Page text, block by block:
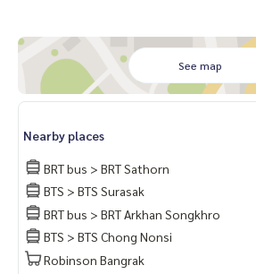
สถานที่ใกล้เคียง
• ตึกAIA ตึกEmpire, ตึกมหานคร , แยกสาทร
• ห้างสีลมคอมเพล็กซ์
• BTS เซ็นต์หลุยส์
• BTS สุรศักดิ์
• BTS ช่องนนทรี
• โรงพยาบาลเซ็นต์หลุยส์
• โรงเรียนอัสสัมชัญ(แผนกประถม)
• โรงเรียนกรุงเทพคริสเตียน, เซ็นโยเซฟคอน
• โรงเรียนกรุงเทพคริสเตียน, เซ็นโยเซฟคอน
See map
Nearby places
BRT bus > BRT Sathorn
BTS > BTS Surasak
BRT bus > BRT Arkhan Songkhro
BTS > BTS Chong Nonsi
Robinson Bangrak